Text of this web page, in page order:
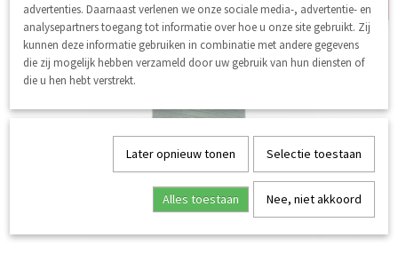
advertenties. Daarnaast verlenen we onze sociale media-, advertentie- en
analysepartners toegang tot informatie over hoe u onze site gebruikt. Zij
kunnen deze informatie gebruiken in combinatie met andere gegevens
die zij mogelijk hebben verzameld door uw gebruik van hun diensten of
die u hen hebt verstrekt.
Later opnieuw tonen Selectie toestaan
Alles toestaan Nee, niet akkoord